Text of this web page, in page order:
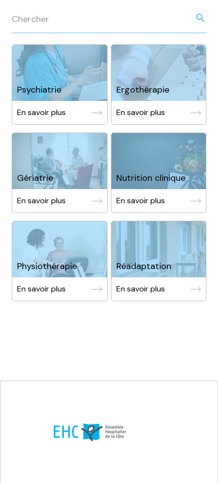
search
Psychiatrie
En savoir plus
Ergothérapie
En savoir plus
Gériatrie
En savoir plus
Nutrition clinique
En savoir plus
Physiothérapie
En savoir plus
Réadaptation
En savoir plus